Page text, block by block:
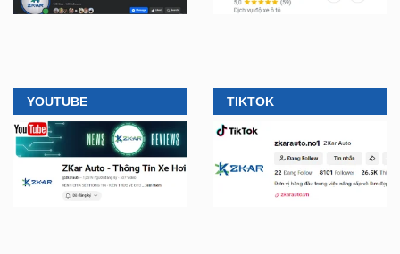
YOUTUBE TIKTOK